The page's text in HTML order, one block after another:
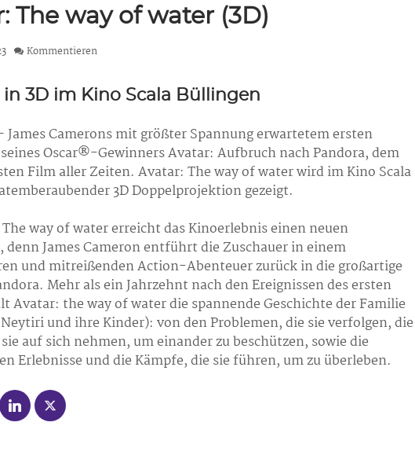
The way of water (3D)
Kommentieren
in 3D im Kino Scala Büllingen
James Camerons mit größter Spannung erwartetem ersten
Oscar®-Gewinners Avatar: Aufbruch nach Pandora, dem
Film aller Zeiten. Avatar: The way of water wird im Kino Scala
3D Doppelprojektion gezeigt.
way of water erreicht das Kinoerlebnis einen neuen
denn James Cameron entführt die Zuschauer in einem
und mitreißenden Action-Abenteuer zurück in die großartige
Mehr als ein Jahrzehnt nach den Ereignissen des ersten
Avatar: the way of water die spannende Geschichte der Familie
Neytiri und ihre Kinder): von den Problemen, die sie verfolgen, die
auf sich nehmen, um einander zu beschützen, sowie die
Erlebnisse und die Kämpfe, die sie führen, um zu überleben.